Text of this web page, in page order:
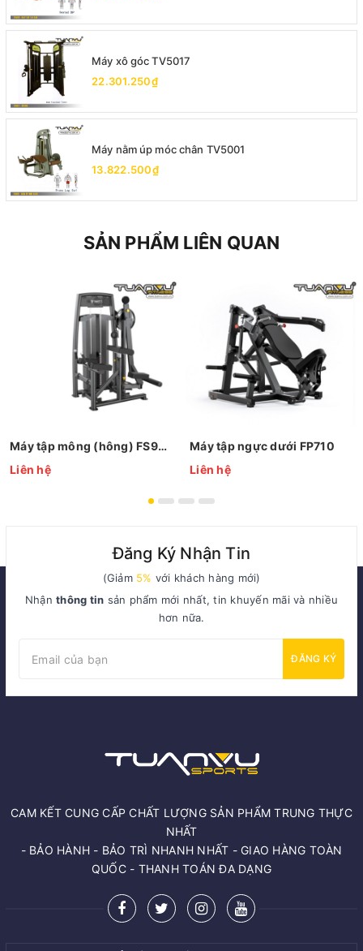
Máy xô góc TV5017
22.301.250₫
Máy nằm úp móc chân TV5001
13.822.500₫
SẢN PHẨM LIÊN QUAN
Máy tập mông (hông) FS9936
Liên hệ
Máy tập ngực dưới FP710
Liên hệ
Đăng Ký Nhận Tin
(Giảm 5% với khách hàng mới)
Nhậnthông tin sản phẩm mới nhất, tin khuyến mãi và nhiều
hơn nữa.
ĐĂNG KÝ
CAM KẾT CUNG CẤP CHẤT LƯỢNG SẢN PHẨM TRUNG THỰC
NHẤT
- BẢO HÀNH - BẢO TRÌ NHANH NHẤT - GIAO HÀNG TOÀN
QUỐC - THANH TOÁN ĐA DẠNG